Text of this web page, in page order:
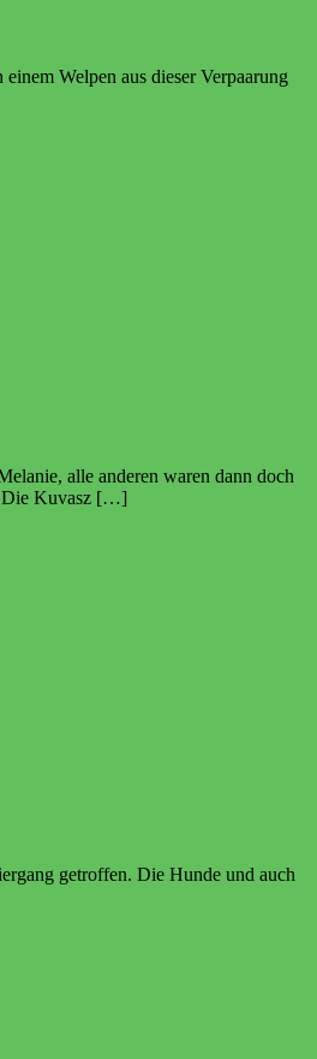
Welpen aus dieser Verpaarung
alle anderen waren dann doch
Kuvasz […]
getroffen. Die Hunde und auch